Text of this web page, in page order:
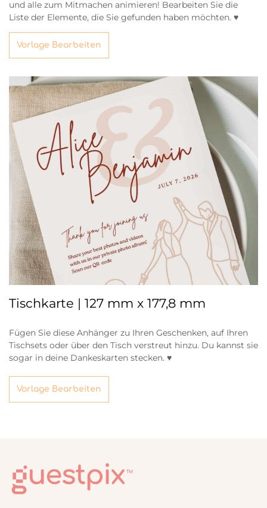
und alle zum Mitmachen animieren! Bearbeiten Sie die
Liste der Elemente, die Sie gefunden haben möchten. ♥
Vorlage Bearbeiten
Tischkarte | 127 mm x 177,8 mm
Fügen Sie diese Anhänger zu Ihren Geschenken, auf Ihren
Tischsets oder über den Tisch verstreut hinzu. Du kannst sie
sogar in deine Dankeskarten stecken. ♥
Vorlage Bearbeiten